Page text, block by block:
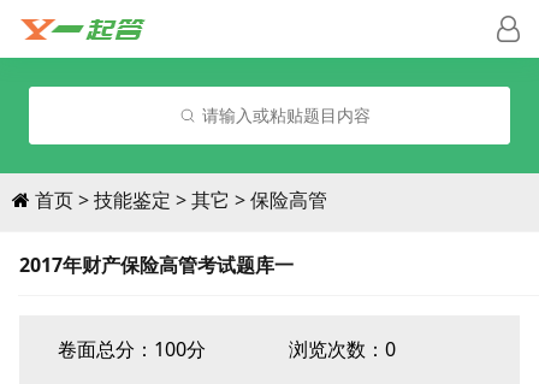
请输入或粘贴题目内容
首页 技能鉴定 其它 保险高管
2017年财产保险高管考试题库一
卷面总分：100分
浏览次数：0